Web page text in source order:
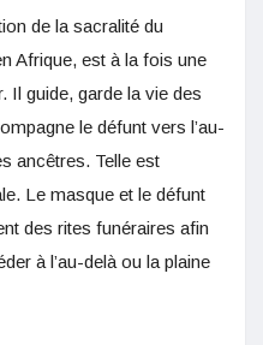
de la sacralité du
Afrique, est à la fois une
Il guide, garde la vie des
le défunt vers l’au-
ancêtres. Telle est
Le masque et le défunt
des rites funéraires afin
à l’au-delà ou la plaine